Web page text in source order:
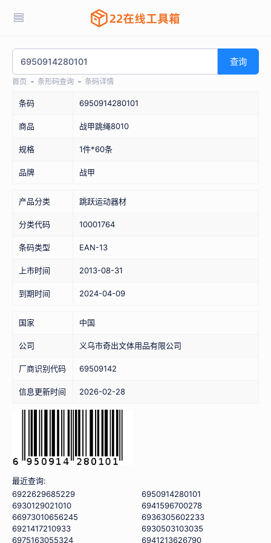
查询
首页 条形码查询 条码详情
条码 6950914280101
商品 战甲跳绳8010
规格 1件*60条
品牌 战甲
产品分类 跳跃运动器材
分类代码 10001764
条码类型 EAN-13
上市时间 2013-08-31
到期时间 2024-04-09
国家 中国
公司 义乌市奇出文体用品有限公司
厂商识别代码 69509142
信息更新时间 2026-02-28
最近查询:
6922629685229
6950914280101
6930129021010
6941596700278
66973010656245
6936305602233
6921417210933
6930503103035
6975163055324
6941213626790